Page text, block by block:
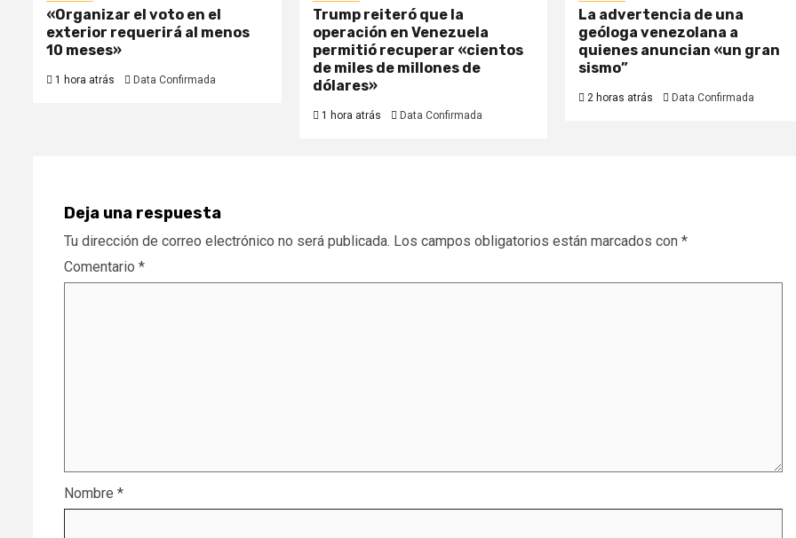
«Organizar el voto en el
exterior requerirá al menos
10 meses»
1 hora atrás Data Confirmada
Trump reiteró que la
operación en Venezuela
permitió recuperar «cientos
de miles de millones de
dólares»
1 hora atrás Data Confirmada
La advertencia de una
geóloga venezolana a
quienes anuncian «un gran
sismo”
2 horas atrás Data Confirmada
Deja una respuesta
Tu dirección de correo electrónico no será publicada. Los campos obligatorios están marcados con *
Comentario *
Nombre *